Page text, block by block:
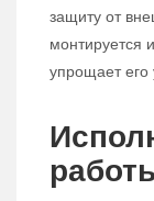
защиту от
монтируется
упрощает его